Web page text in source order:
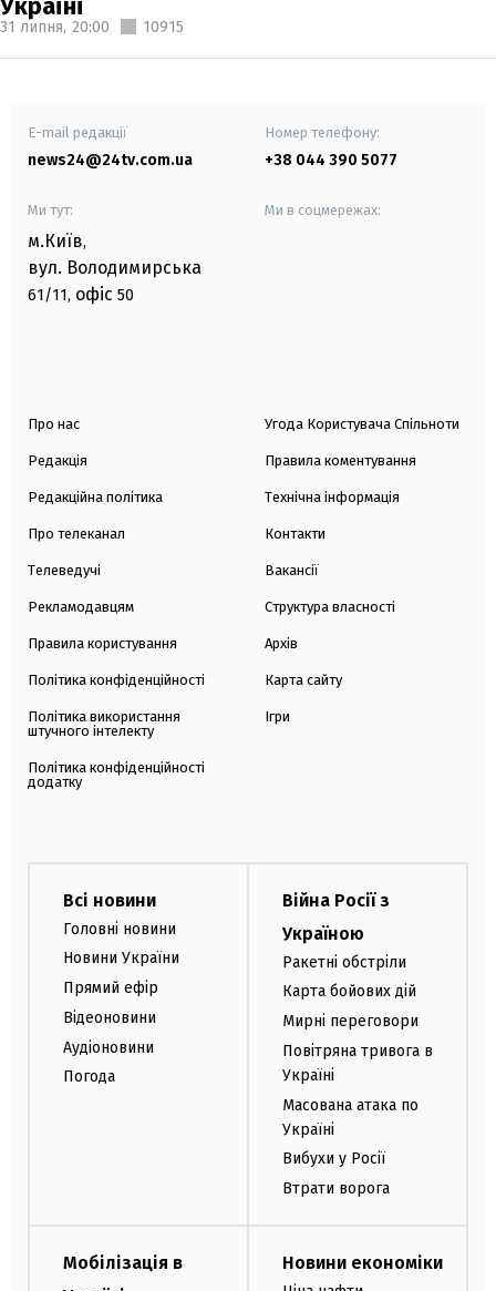
31 липня, 20:00 10915
E-mail редакції
news24@24tv.com.ua
Номер телефону:
+38 044 390 5077
Ми тут:
м.Київ,
вул. Володимирська
61/11, офіс 50
Ми в соцмережах:
Про нас
Редакція
Редакційна політика
Про телеканал
Телеведучі
Рекламодавцям
Правила користування
Політика конфіденційності
Політика використання
штучного інтелекту
Політика конфіденційності
додатку
Угода Користувача Спільноти
Правила коментування
Технічна інформація
Контакти
Вакансії
Структура власності
Архів
Карта сайту
Ігри
Всі новини
Головні новини
Новини України
Прямий ефір
Відеоновини
Аудіоновини
Погода
Війна Росії з
Україною
Ракетні обстріли
Карта бойових дій
Мирні переговори
Повітряна тривога в
Україні
Масована атака по
Україні
Вибухи у Росії
Втрати ворога
Мобілізація в
Новини економіки